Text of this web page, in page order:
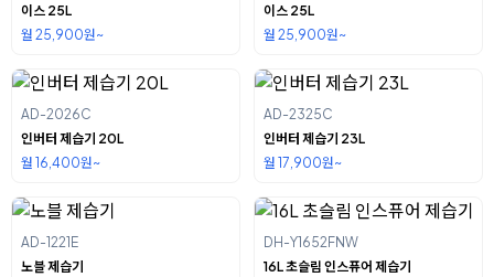
이스 25L
월 25,900원~
이스 25L
월 25,900원~
AD-2026C
인버터 제습기 20L
월 16,400원~
AD-2325C
인버터 제습기 23L
월 17,900원~
AD-1221E
노블 제습기
DH-Y1652FNW
16L 초슬림 인스퓨어 제습기